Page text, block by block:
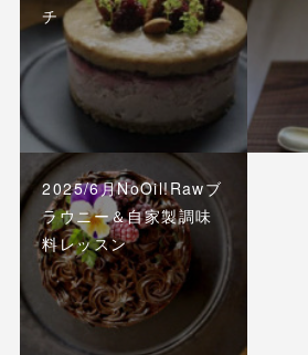
チ
2025/6月NoOil!Rawブ
ラウニー＆自家製調味
料レッスン